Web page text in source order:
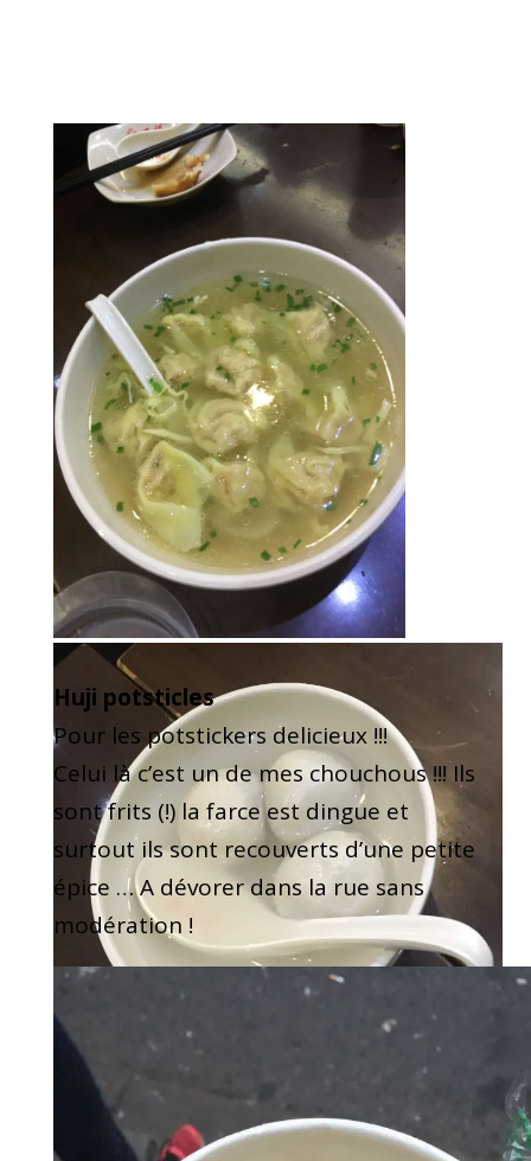
Huji potsticles
Pour les potstickers delicieux !!!
Celui là c’est un de mes chouchous !!! Ils
sont frits (!) la farce est dingue et
surtout ils sont recouverts d’une petite
épice … A dévorer dans la rue sans
modération !